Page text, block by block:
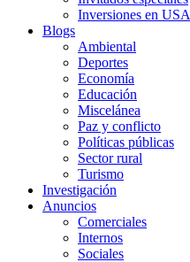
Inversiones en USA
Blogs
Ambiental
Deportes
Economía
Educación
Miscelánea
Paz y conflicto
Políticas públicas
Sector rural
Turismo
Investigación
Anuncios
Comerciales
Internos
Sociales